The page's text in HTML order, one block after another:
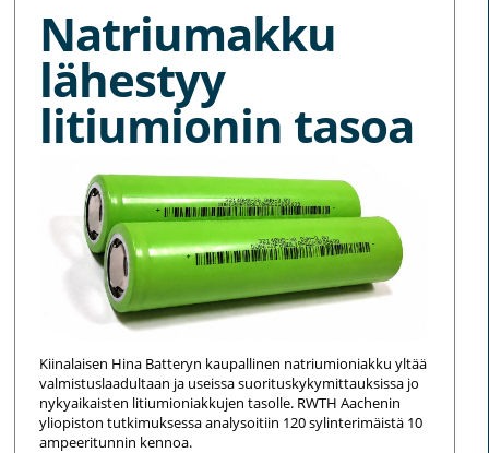
Natriumakku
lähestyy
litiumionin tasoa
Kiinalaisen Hina Batteryn kaupallinen natriumioniakku yltää
valmistuslaadultaan ja useissa suorituskykymittauksissa jo
nykyaikaisten litiumioniakkujen tasolle. RWTH Aachenin
yliopiston tutkimuksessa analysoitiin 120 sylinterimäistä 10
ampeeritunnin kennoa.